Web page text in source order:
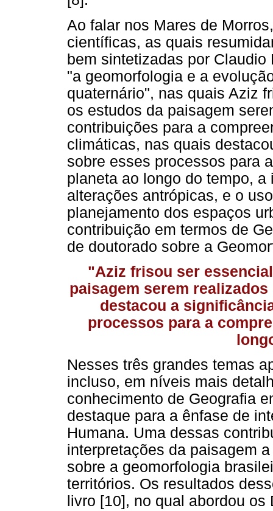
Ao falar nos Mares de
científicas, as quais
bem sintetizadas por
"a geomorfologia e a
quaternário", nas quais Aziz
os estudos da paisagem
contribuições para a
climáticas, nas quais
sobre esses processos para
planeta ao longo do tempo,
alterações antrópicas, e o
planejamento dos espaços
contribuição em termos de
de doutorado sobre a
"Aziz frisou ser
paisagem serem
destacou a
processos para a
Nesses três grandes temas
incluso, em níveis mais
conhecimento de Geografia
destaque para a ênfase de
Humana. Uma dessas
interpretações da paisagem
sobre a geomorfologia
territórios. Os resultados
livro [10], no qual abordou